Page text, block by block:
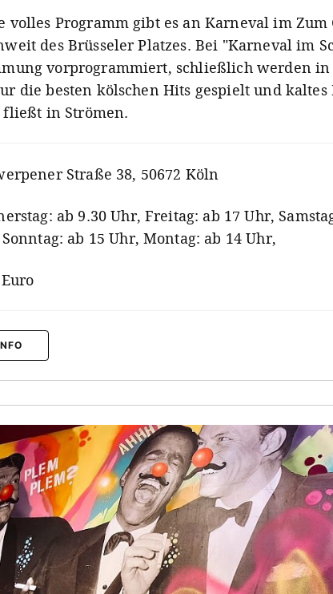
volles Programm gibt es an Karneval im Zum
des Brüsseler Platzes. Bei "Karneval im
vorprogrammiert, schließlich werden
die besten kölschen Hits gespielt und kaltes
fließt in Strömen.
Straße 38, 50672 Köln
ab 9.30 Uhr, Freitag: ab 17 Uhr,
ab 15 Uhr, Montag: ab 14 Uhr,